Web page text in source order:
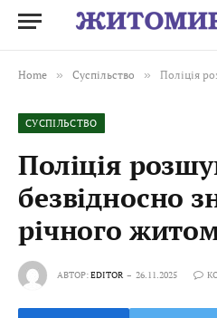
Home » Суспільство » Поліція
СУСПІЛЬСТВО
Поліція
безвідносно
річного
АВТОР:EDITOR 26.11.2025